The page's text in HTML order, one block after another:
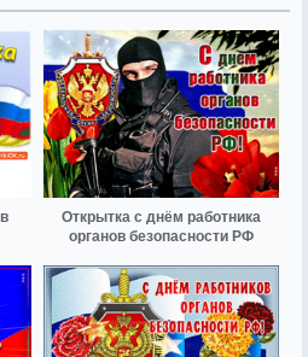
Открытка с днём работника
органов безопасности РФ